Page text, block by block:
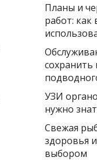
Планы и
работ: как
сохранить
УЗИ
нужно
Свежая
здоровья
выбором